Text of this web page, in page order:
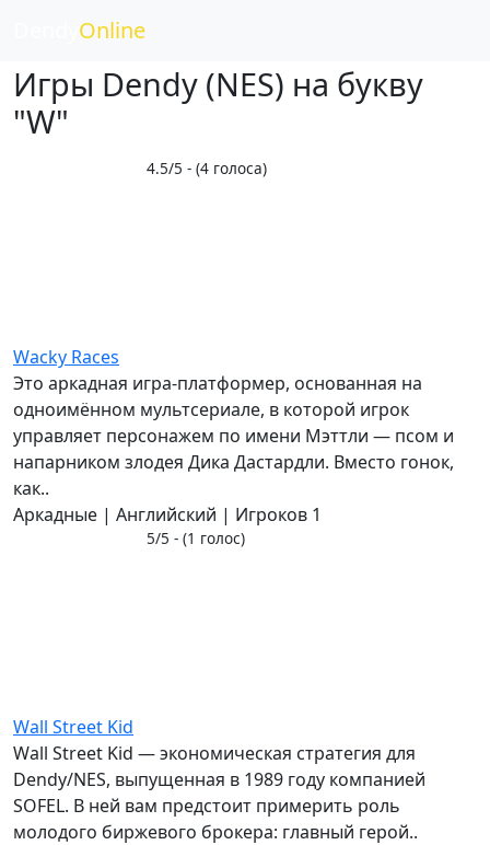
Online
Игры Dendy (NES) на букву
"W"
4.5/5 - (4 голоса)
Wacky Races
Это аркадная игра-платформер, основанная на
одноимённом мультсериале, в которой игрок
управляет персонажем по имени Мэттли — псом и
напарником злодея Дикa Дастардли. Вместо гонок,
как..
Аркадные | Английский | Игроков 1
5/5 - (1 голос)
Wall Street Kid
Wall Street Kid — экономическая стратегия для
Dendy/NES, выпущенная в 1989 году компанией
SOFEL. В ней вам предстоит примерить роль
молодого биржевого брокера: главный герой..